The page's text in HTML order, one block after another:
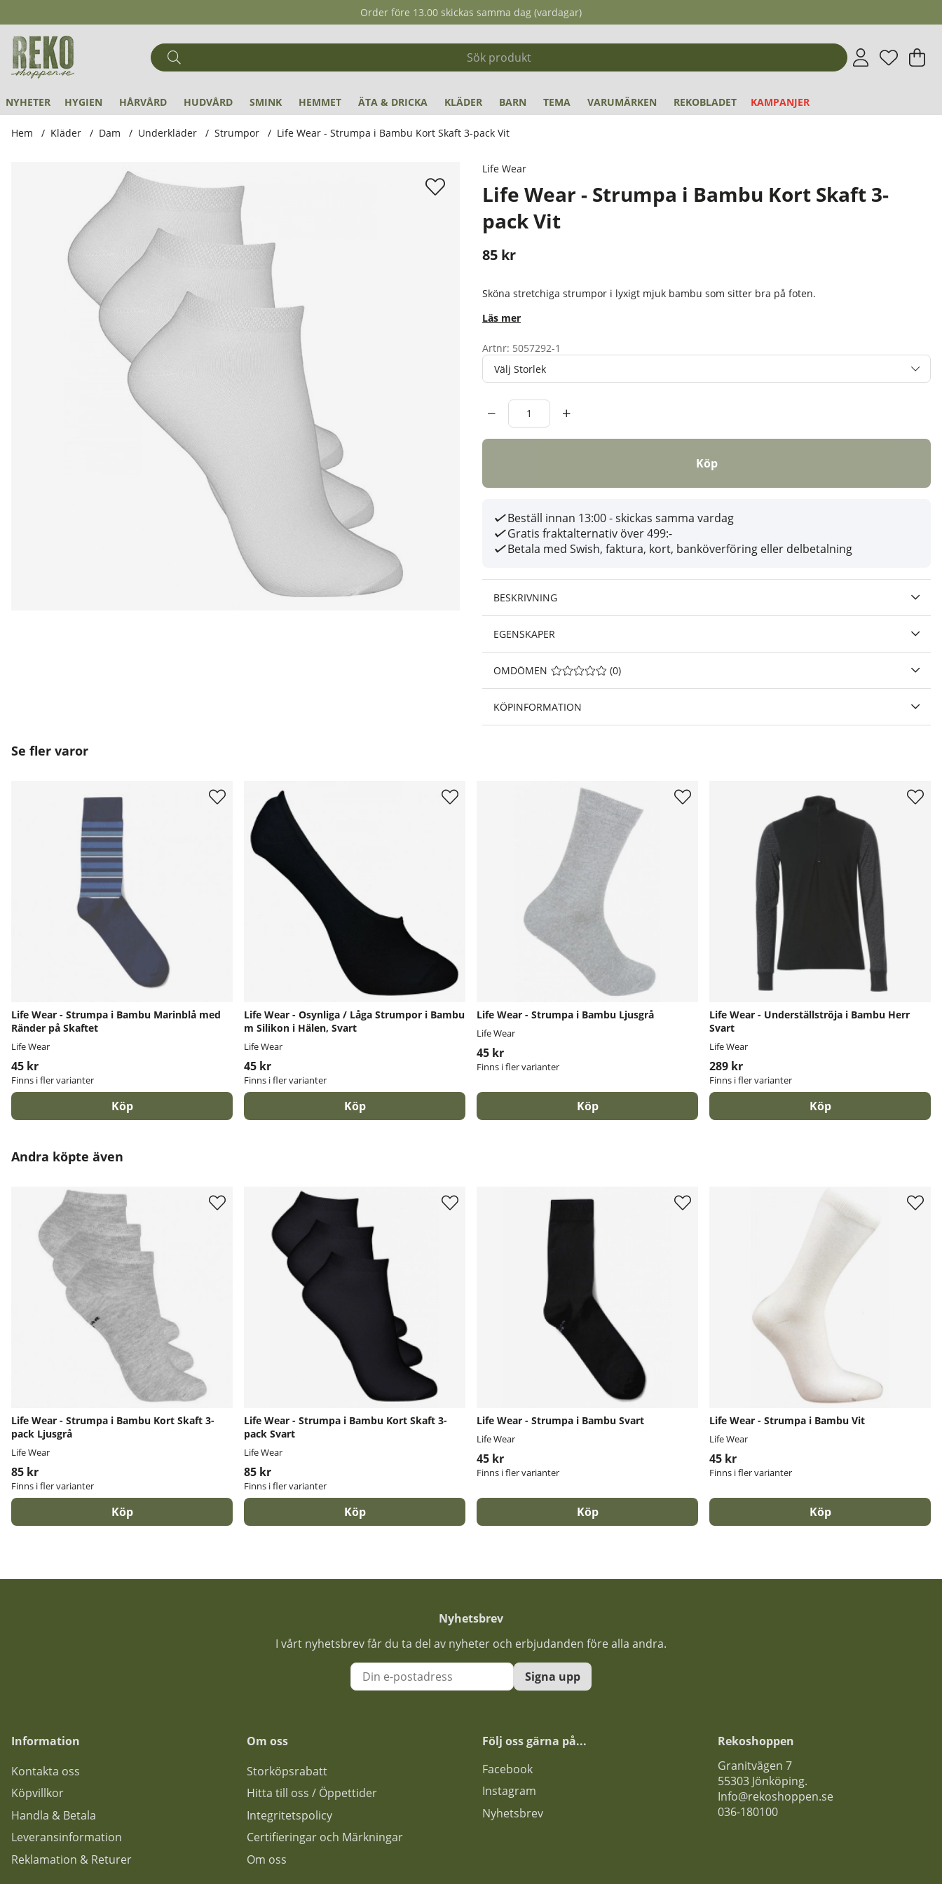
Order före 13.00 skickas samma dag (vardagar)
Antal i
. .
NYHETER HYGIEN HÅRVÅRD HUDVÅRD SMINK HEMMET ÄTA & DRICKA KLÄDER BARN TEMA VARUMÄRKEN REKOBLADET KAMPANJER
Hem Kläder Dam Underkläder Strumpor Life Wear - Strumpa i Bambu Kort Skaft 3-pack Vit
Produktbilder Life Wear - Strumpa i Bambu Kort Skaft 3-pack Vit Life Wear
Life Wear - Strumpa i Bambu Kort Skaft 3-
pack Vit
85 kr
Sköna stretchiga strumpor i lyxigt mjuk bambu som sitter bra på foten.
Läs mer
Artnr: 5057292-1
Storlek
Köp
Beställ innan 13:00 - skickas samma vardag
Gratis fraktalternativ över 499:-
Betala med Swish, faktura, kort, banköverföring eller delbetalning
BESKRIVNING
EGENSKAPER
OMDÖMEN MEDELBETYG 0 AV 5 ANTAL BETYG 0
(0)
KÖPINFORMATION
Se fler varor
Life Wear - Strumpa i Bambu Marinblå med
Ränder på Skaftet
Life Wear
45 kr
Finns i fler varianter
Köp
Life Wear - Osynliga / Låga Strumpor i Bambu
m Silikon i Hälen, Svart
Life Wear
45 kr
Finns i fler varianter
Köp
Life Wear - Strumpa i Bambu Ljusgrå
Life Wear
45 kr
Finns i fler varianter
Köp
Life Wear - Underställströja i Bambu Herr
Svart
Life Wear
289 kr
Finns i fler varianter
Köp
Andra köpte även
Life Wear - Strumpa i Bambu Kort Skaft 3-
pack Ljusgrå
Life Wear
85 kr
Finns i fler varianter
Köp
Life Wear - Strumpa i Bambu Kort Skaft 3-
pack Svart
Life Wear
85 kr
Finns i fler varianter
Köp
Life Wear - Strumpa i Bambu Svart
Life Wear
45 kr
Finns i fler varianter
Köp
Life Wear - Strumpa i Bambu Vit
Life Wear
45 kr
Finns i fler varianter
Köp
Nyhetsbrev
I vårt nyhetsbrev får du ta del av nyheter och erbjudanden före alla andra.
Signa upp
Information
Kontakta oss
Köpvillkor
Handla & Betala
Leveransinformation
Reklamation & Returer
Om oss
Storköpsrabatt
Hitta till oss / Öppettider
Integritetspolicy
Certifieringar och Märkningar
Om oss
Följ oss gärna på...
Facebook
Instagram
Nyhetsbrev
Rekoshoppen
Granitvägen 7
55303 Jönköping.
Info@rekoshoppen.se
036-180100